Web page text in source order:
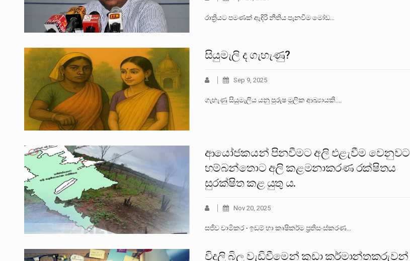
රාත්‍රියට පමණක් ඇඳිරි නීතිය පැනවීම මෝඩ…
සියුමැලි ද ගැහැණු?
Sep 9, 2025
ගැහැණු සියුමැලිය යනු පුරුෂ මූලික ආඛ්‍යායකි.…
ආයෝජකයන් පිනවීමට අලි එළැවීම වෙනුවට
හම්බන්තොට අලි කළමනාකරණ රක්ෂිතය
සුරක්ෂිත කළ යුතු ය.
Nov 20, 2025
සජීව චාමිකර - ඉඩම් හා කෘෂිකර්ම ප්‍රතිසංස්කරණ…
විදුලි බිල වැඩිවීමෙන් කුඩා කර්මාන්තකරුවන්